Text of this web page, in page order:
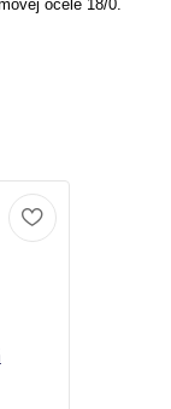
ocele 18/0.